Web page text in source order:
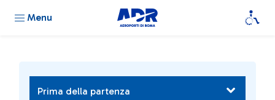
Menu
Prima della partenza